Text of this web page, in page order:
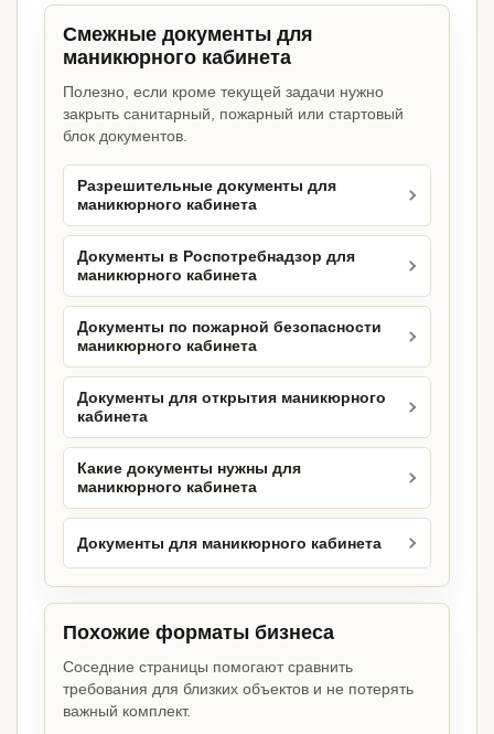
Смежные документы для
маникюрного кабинета
Полезно, если кроме текущей задачи нужно
закрыть санитарный, пожарный или стартовый
блок документов.
Разрешительные документы для
маникюрного кабинета
Документы в Роспотребнадзор для
маникюрного кабинета
Документы по пожарной безопасности
маникюрного кабинета
Документы для открытия маникюрного
кабинета
Какие документы нужны для
маникюрного кабинета
Документы для маникюрного кабинета
Похожие форматы бизнеса
Соседние страницы помогают сравнить
требования для близких объектов и не потерять
важный комплект.